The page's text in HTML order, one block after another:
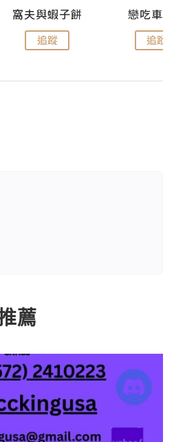
窩夫與蝦子餅
追蹤
戀吃車
追蹤
薦